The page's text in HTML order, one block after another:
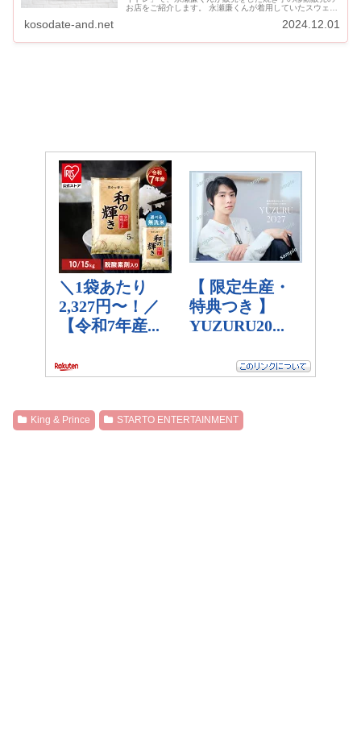
お店をご紹介します。 永瀬廉くんが着用していたスウェッ
kosodate-and.net 2024.12.01
King & Prince STARTO ENTERTAINMENT